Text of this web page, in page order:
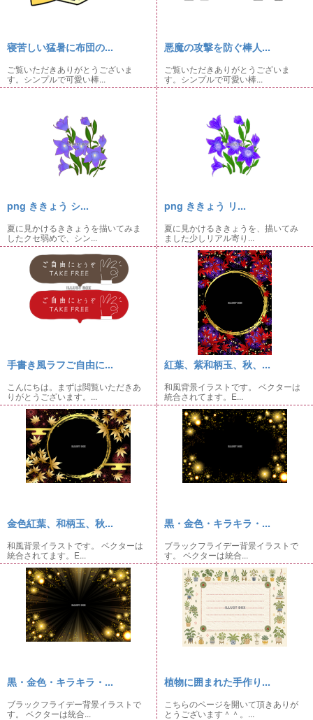
寝苦しい猛暑に布団の...
ご覧いただきありがとうございま
す。シンプルで可愛い棒...
悪魔の攻撃を防ぐ棒人...
ご覧いただきありがとうございま
す。シンプルで可愛い棒...
png ききょう シ...
夏に見かけるききょうを描いてみま
したクセ弱めで、シン...
png ききょう リ...
夏に見かけるききょうを、描いてみ
ました少しリアル寄り...
手書き風ラフご自由に...
こんにちは。まずは閲覧いただきあ
りがとうございます。...
紅葉、紫和柄玉、秋、...
和風背景イラストです。 ベクターは
統合されてます。E...
金色紅葉、和柄玉、秋...
和風背景イラストです。 ベクターは
統合されてます。E...
黒・金色・キラキラ・...
ブラックフライデー背景イラストで
す。 ベクターは統合...
黒・金色・キラキラ・...
ブラックフライデー背景イラストで
す。 ベクターは統合...
植物に囲まれた手作り...
こちらのページを開いて頂きありが
とうございます＾＾。...